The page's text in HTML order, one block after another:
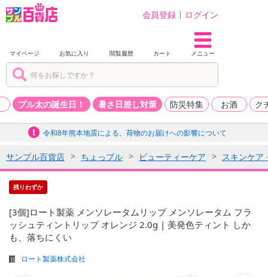
会員登録 ログイン
マイページ お気に入り 閲覧履歴 カート メニュー
プル太の誕生日！ 暑さ日差し対策 防災特集 お酒 ク
令和8年熊本地震による、荷物のお届けへの影響について
サンプル百貨店 ちょっプル ビューティーケア スキンケア
残りわずか
[3個]ロート製薬 メンソレータムリップ メンソレータム フラ
ッシュティントリップ オレンジ 2.0g | 美発色ティント しか
も、落ちにくい
ロート製薬株式会社